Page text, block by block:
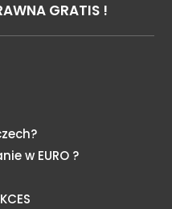
GRATIS !
w EURO ?